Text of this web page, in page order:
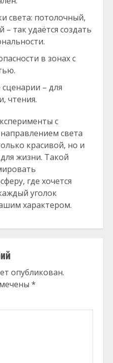
света: потолочный,
так удаётся создать
в зонах с
– для
чтения.
с
света
красивой, но и
жизни. Такой
где хочется
уголок
характером.
опубликован.
*